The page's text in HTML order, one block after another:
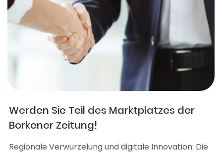
Werden Sie Teil des Marktplatzes der
Borkener Zeitung!
Regionale Verwurzelung und digitale Innovation: Die